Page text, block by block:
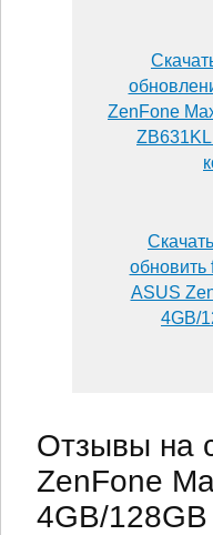
ZenFone
обновить
ASUS
4GB/
Отзывы на
ZenFone
4GB/